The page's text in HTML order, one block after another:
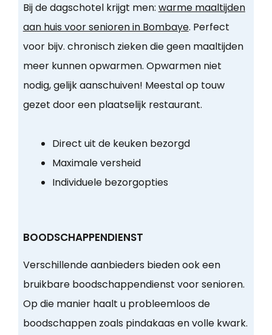
Bij de dagschotel krijgt men: warme maaltijden
aan huis voor senioren in Bombaye. Perfect
voor bijv. chronisch zieken die geen maaltijden
meer kunnen opwarmen. Opwarmen niet
nodig, gelijk aanschuiven! Meestal op touw
gezet door een plaatselijk restaurant.
Direct uit de keuken bezorgd
Maximale versheid
Individuele bezorgopties
BOODSCHAPPENDIENST
Verschillende aanbieders bieden ook een
bruikbare boodschappendienst voor senioren.
Op die manier haalt u probleemloos de
boodschappen zoals pindakaas en volle kwark.